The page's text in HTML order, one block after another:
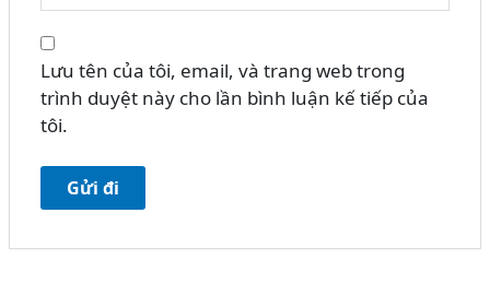
Lưu tên của tôi, email, và trang web trong
trình duyệt này cho lần bình luận kế tiếp của
tôi.